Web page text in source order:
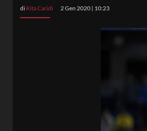
di Rita Caridi 2 Gen 2020 | 10:23